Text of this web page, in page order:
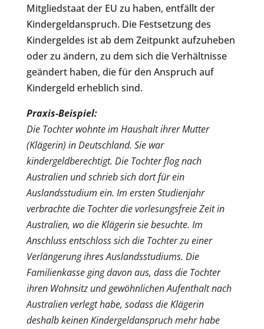
Mitgliedstaat der EU zu haben, entfällt der
Kindergeldanspruch. Die Festsetzung des
Kindergeldes ist ab dem Zeitpunkt aufzuheben
oder zu ändern, zu dem sich die Verhältnisse
geändert haben, die für den Anspruch auf
Kindergeld erheblich sind.
Praxis-Beispiel:
Die Tochter wohnte im Haushalt ihrer Mutter
(Klägerin) in Deutschland. Sie war
kindergeldberechtigt. Die Tochter flog nach
Australien und schrieb sich dort für ein
Auslandsstudium ein. Im ersten Studienjahr
verbrachte die Tochter die vorlesungsfreie Zeit in
Australien, wo die Klägerin sie besuchte. Im
Anschluss entschloss sich die Tochter zu einer
Verlängerung ihres Auslandsstudiums. Die
Familienkasse ging davon aus, dass die Tochter
ihren Wohnsitz und gewöhnlichen Aufenthalt nach
Australien verlegt habe, sodass die Klägerin
deshalb keinen Kindergeldanspruch mehr habe